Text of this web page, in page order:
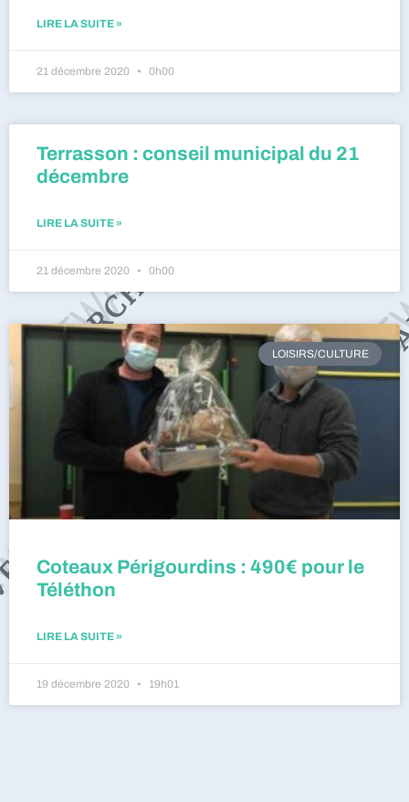
LIRE LA SUITE »
21 décembre 2020 0h00
Terrasson : conseil municipal du 21
décembre
LIRE LA SUITE »
21 décembre 2020 0h00
LOISIRS/CULTURE
Coteaux Périgourdins : 490€ pour le
Téléthon
LIRE LA SUITE »
19 décembre 2020 19h01